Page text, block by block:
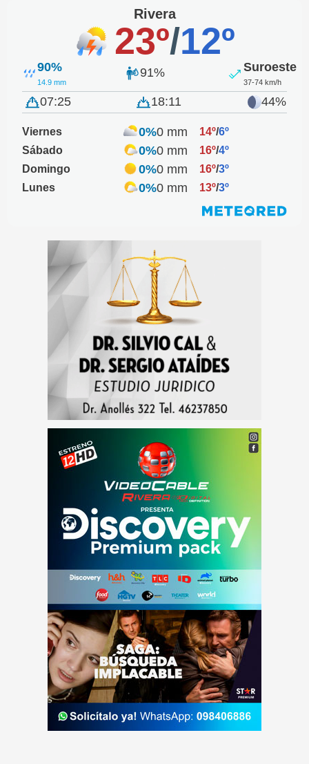
Rivera
23º/12º
90%
14.9 mm
91% Suroeste
37-74 km/h
07:25 18:11 44%
Viernes 0%0 mm 14º/6º
Sábado
0%0 mm 16º/4º
Domingo
0%0 mm 16º/3º
Lunes
0%0 mm 13º/3º